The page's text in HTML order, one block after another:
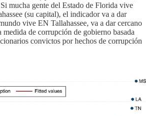
mucha gente del Estado de Florida vive
(su capital), el indicador va a dar
vive EN Tallahassee, va a dar cercano
de corrupción de gobierno basada
convictos por hechos de corrupción